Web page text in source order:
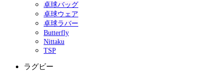
卓球バッグ
卓球ウェア
卓球ラバー
Butterfly
Nittaku
TSP
ラグビー